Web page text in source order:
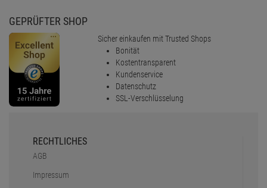
GEPRÜFTER SHOP
Sicher einkaufen mit Trusted Shops
Bonität
Kostentransparent
Kundenservice
Datenschutz
SSL-Verschlüsselung
RECHTLICHES
AGB
Impressum